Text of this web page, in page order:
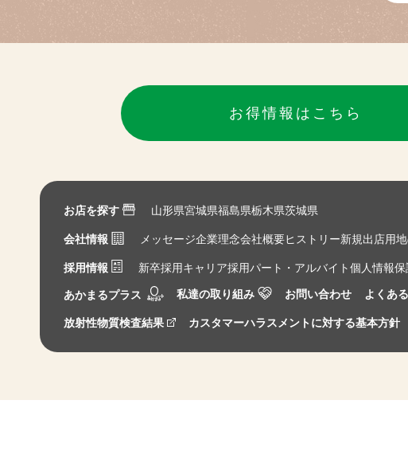
お得情報はこちら
お店を探す 山形県宮城県福島県栃木県茨城県
会社情報 メッセージ企業理念会社概要ヒストリー新規出店用
採用情報 新卒採用キャリア採用パート・アルバイト個人情報
あかまるプラス 私達の取り組み お問い合わせ よくあ
放射性物質検査結果 カスタマーハラスメントに対する基本方針